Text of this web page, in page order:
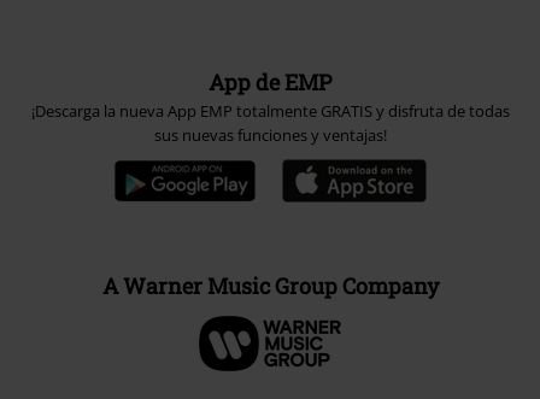
App de EMP
¡Descarga la nueva App EMP totalmente GRATIS y disfruta de todas
sus nuevas funciones y ventajas!
A Warner Music Group Company